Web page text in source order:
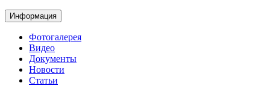
Информация
Фотогалерея
Видео
Документы
Новости
Статьи